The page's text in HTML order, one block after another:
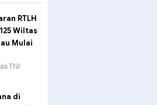
RTLH
Wiltas
Mulai
TNI
di